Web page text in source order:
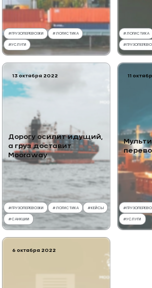
# ГРУЗОПЕРЕВОЗКИ # ЛОГИСТИКА
#УСЛУГИ
# ЛОГИСТИКА
#
13 октября 2022
Дорогу осилит идущий,
а груз доставит
Mooraway
#ГРУЗОПЕРЕВОЗКИ # ЛОГИСТИКА #КЕЙСЫ
#САНКЦИИ
11
#
#УСЛУГИ
6 октября 2022